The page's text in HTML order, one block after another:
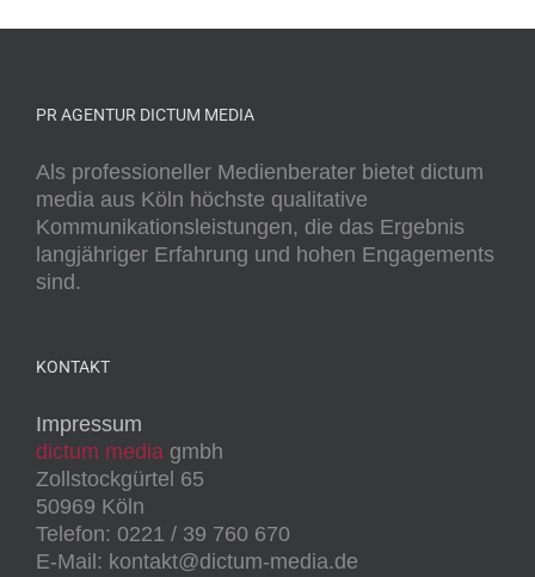
PR AGENTUR DICTUM MEDIA
Als professioneller Medienberater bietet dictum
media aus Köln höchste qualitative
Kommunikationsleistungen, die das Ergebnis
langjähriger Erfahrung und hohen Engagements
sind.
KONTAKT
Impressum
dictum media gmbh
Zollstockgürtel 65
50969 Köln
Telefon: 0221 / 39 760 670
E-Mail: kontakt@dictum-media.de